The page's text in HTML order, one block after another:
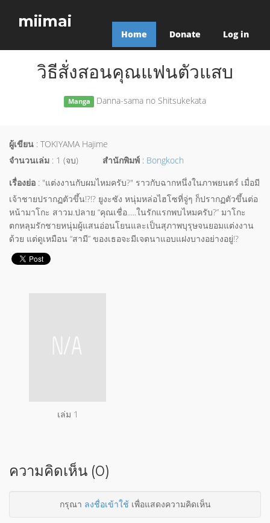
miimai
Home Donate Log in
วิธีสั่งสอนคุณแฟนตัวแสบ
Manga Danna-sama no Shitsukekata
ผู้เขียน : TOKIYAMA Hajime
จำนวนเล่ม : 1 (จบ) สำนักพิมพ์ : Bongkoch
เรื่องย่อ : "แต่งงานกับผมไหมครับ?" ราวกับฉากหนึ่งในภาพยนตร์ เมื่อมี
เจ้าชายปรากฏตัวขึ้น!?!? ยูงะซัง หนุ่มหล่อไฮโซที่จู่ๆ ก็ปรากฏตัวขึ้นต่อ
หน้ามาโกะ สาวม.ปลาย “คุณเชื่อ.....ในรักแรกพบไหมครับ?” มาโกะ
ตกหลุมรักชายหนุ่มผู้แสนอ่อนโยนและเป็นสุภาพบุรุษจนยอมแต่งงาน
ด้วย แต่ดูเหมือน “สามี” ของเธอจะมีเจตนาแอบแฝงบางอย่างอยู่!?
เล่ม 1
ความคิดเห็น (0)
กรุณา ลงชื่อเข้าใช้เพื่อแสดงความคิดเห็น